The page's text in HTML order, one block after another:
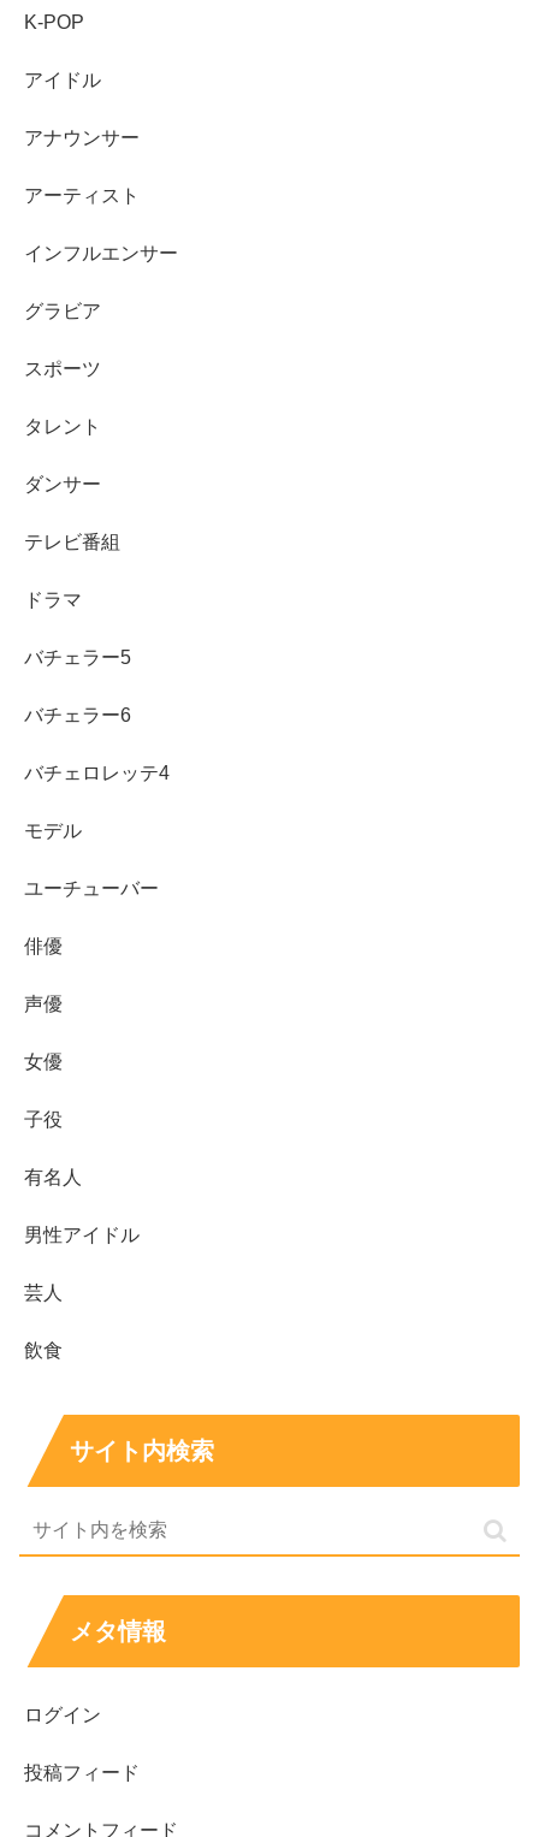
ックアップ
映画では、主演を務めた
作への出演が知られています。ドラマでは、配信作品や地
さが特徴です。
CMでは、企業広告で印象に残る起用が多く、たとえば
うちょ銀行
露出もあり、映像で見たことがある人も多いはずです。
ドラマ：鎌倉殿の13人（侍女役）など
上原実矩は女優・モデル軸
水着グラビアは公表情報ベースでは確認しにくく、
作品衣装や撮影の雰囲気と混同されやすいです。
の露出が影響している可能性があります。
作品関連映像と切り分けて見ると整理しやすいで
す。
似てる芸能人としては、平手友梨奈さんは目力と空
気感、小松菜奈さんはミステリアスさが共通点にな
似ていると言われても、血縁関係などは公表されて
K-POP
アイドル
アナウンサー
アーティスト
インフルエンサー
グラビア
スポーツ
タレント
ダンサー
テレビ番組
ドラマ
バチェラー5
バチェラー6
バチェロレッテ4
モデル
ユーチューバー
俳優
声優
女優
子役
有名人
男性アイドル
芸人
飲食
サイト内検索
メタ情報
ログイン
投稿フィード
コメントフィード